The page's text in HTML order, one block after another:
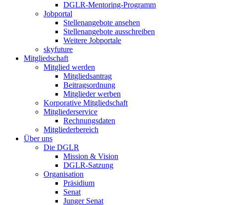
DGLR-Mentoring-Programm
Jobportal
Stellenangebote ansehen
Stellenangebote ausschreiben
Weitere Jobportale
skyfuture
Mitgliedschaft
Mitglied werden
Mitgliedsantrag
Beitragsordnung
Mitglieder werben
Korporative Mitgliedschaft
Mitgliederservice
Rechnungsdaten
Mitgliederbereich
Über uns
Die DGLR
Mission & Vision
DGLR-Satzung
Organisation
Präsidium
Senat
Junger Senat